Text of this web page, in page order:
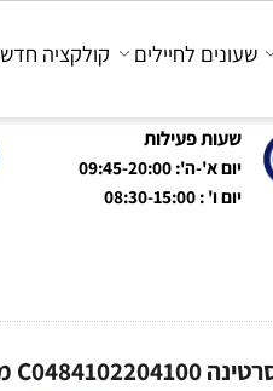
שעות פעילות
יום א'-ה': 09:45-20:00
יום ו' : 08:30-15:00
לחיילים קולקציה חדשה